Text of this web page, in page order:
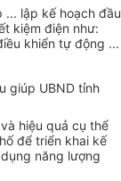
lập kế hoạch đầu
kiệm điện như:
khiển tự động ...
giúp UBND tỉnh
hiệu quả cụ thể
để triển khai kế
năng lượng